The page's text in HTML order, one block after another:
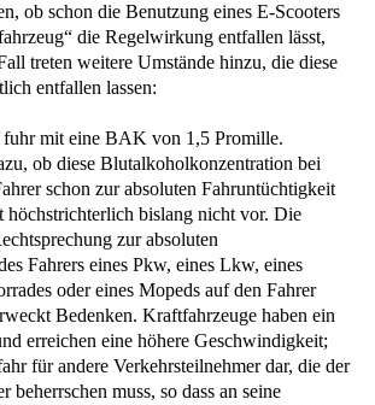
ob schon die Benutzung eines E-Scooters
die Regelwirkung entfallen lässt,
treten weitere Umstände hinzu, die diese
entfallen lassen:
fuhr mit eine BAK von 1,5 Promille.
ob diese Blutalkoholkonzentration bei
schon zur absoluten Fahruntüchtigkeit
höchstrichterlich bislang nicht vor. Die
zur absoluten
Fahrers eines Pkw, eines Lkw, eines
oder eines Mopeds auf den Fahrer
Bedenken. Kraftfahrzeuge haben ein
erreichen eine höhere Geschwindigkeit;
für andere Verkehrsteilnehmer dar, die der
beherrschen muss, so dass an seine